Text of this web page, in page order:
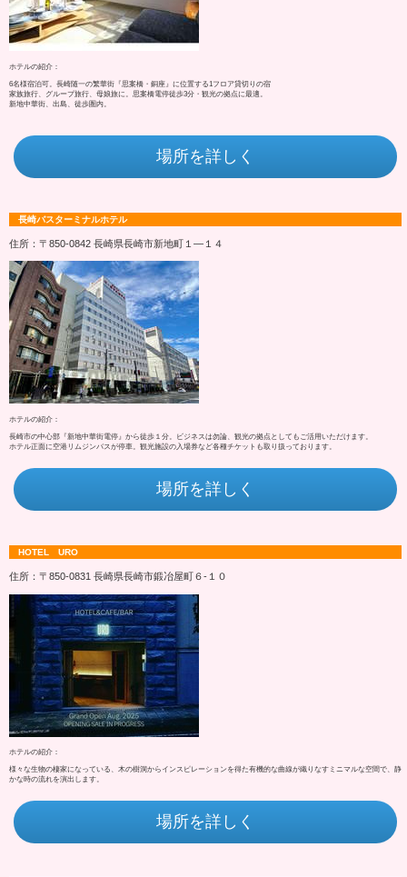
ホテルの紹介：
6名様宿泊可。長崎随一の繁華街『思案橋・銅座』に位置する1フロア貸切りの宿
家族旅行、グループ旅行、母娘旅に。思案橋電停徒歩3分・観光の拠点に最適。
新地中華街、出島、徒歩圏内。
場所を詳しく
長崎バスターミナルホテル
住所：〒850-0842 長崎県長崎市新地町１―１４
ホテルの紹介：
長崎市の中心部『新地中華街電停』から徒歩１分。ビジネスは勿論、観光の拠点としてもご活用いただけます。
ホテル正面に空港リムジンバスが停車。観光施設の入場券など各種チケットも取り扱っております。
場所を詳しく
HOTEL URO
住所：〒850-0831 長崎県長崎市鍛冶屋町６‐１０
ホテルの紹介：
様々な生物の棲家になっている、木の樹洞からインスピレーションを得た有機的な曲線が織りなすミニマルな空間で、静
かな時の流れを演出します。
場所を詳しく